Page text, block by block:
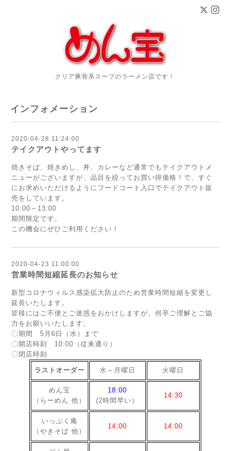
クリア豚骨系スープのラーメン店です！
インフォメーション
2020-04-28 11:24:00
テイクアウトやってます
焼きそば、焼きめし、丼、カレーなど通常でもテイクアウトメ
ニューがございますが、品目を絞ってお買い得価格！で、すぐ
にお求めいただけるようにフードコート入口でテイクアウト販
売をしています。
10:00～13:00
期間限定です。
この機会にぜひご利用ください！
2020-04-23 11:00:00
営業時間短縮延長のお知らせ
新型コロナウィルス感染拡大防止のため営業時間短縮を変更し
延長いたします。
皆様にはご不便とご迷惑をおかけしますが、何卒ご理解とご協
力をお願いいたします。
〇期間 5月6日（水）まで
〇開店時刻 10:00（従来通り）
〇閉店時刻
ラストオーダー 水～月曜日 火曜日
めん宝
（らーめん 他）
18:00
(2時間早い）
14:30
いっぷく庵
（やきそば 他）
14:00 14:00